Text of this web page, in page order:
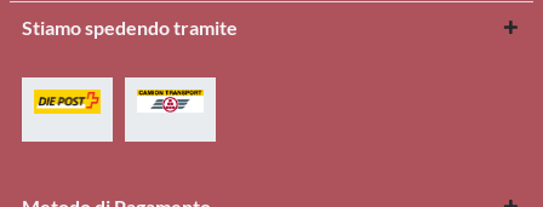
Stiamo spedendo tramite